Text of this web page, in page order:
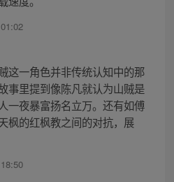
这一角色并非传统认知中的那
事里提到像陈凡就认为山贼是
一夜暴富扬名立万。还有如傅
枫的红枫教之间的对抗，展